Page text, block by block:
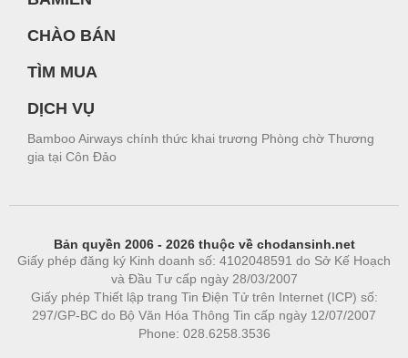
CHÀO BÁN
TÌM MUA
DỊCH VỤ
Bamboo Airways chính thức khai trương Phòng chờ Thương
gia tại Côn Đảo
Bản quyền 2006 - 2026 thuộc về chodansinh.net
Giấy phép đăng ký Kinh doanh số: 4102048591 do Sở Kế Hoạch
và Đầu Tư cấp ngày 28/03/2007
Giấy phép Thiết lập trang Tin Điện Tử trên Internet (ICP) số:
297/GP-BC do Bộ Văn Hóa Thông Tin cấp ngày 12/07/2007
Phone: 028.6258.3536